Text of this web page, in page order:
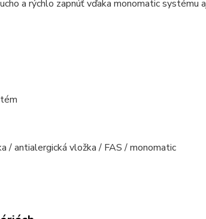
a rýchlo zapnúť vďaka monomatic systému
/ antialergická vložka / FAS / monomatic